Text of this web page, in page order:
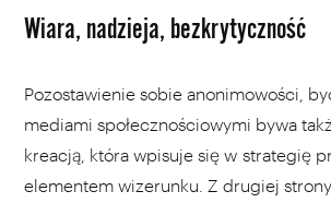
Wiara, nadzieja, bezkrytyczność
Pozostawienie sobie anonimowości,
mediami społecznościowymi bywa
kreacją, która wpisuje się w strategię
elementem wizerunku. Z drugiej